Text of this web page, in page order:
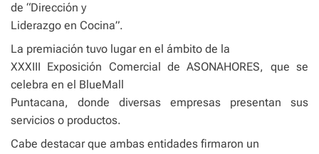
de “Dirección y
Liderazgo en Cocina”.
La premiación tuvo lugar en el ámbito de la
XXXIII Exposición Comercial de ASONAHORES, que se
celebra en el BlueMall
Puntacana, donde diversas empresas presentan sus
servicios o productos.
Cabe destacar que ambas entidades firmaron un